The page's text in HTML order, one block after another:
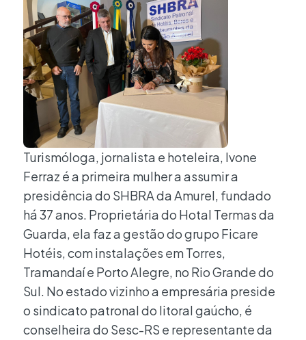
Turismóloga, jornalista e hoteleira, Ivone
Ferraz é a primeira mulher a assumir a
presidência do SHBRA da Amurel, fundado
há 37 anos. Proprietária do Hotal Termas da
Guarda, ela faz a gestão do grupo Ficare
Hotéis, com instalações em Torres,
Tramandaí e Porto Alegre, no Rio Grande do
Sul. No estado vizinho a empresária preside
o sindicato patronal do litoral gaúcho, é
conselheira do Sesc-RS e representante da